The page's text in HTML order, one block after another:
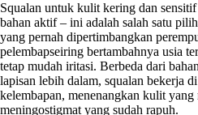
Squalan untuk kulit kering dan
bahan aktif – ini adalah salah satu
yang pernah dipertimbangkan
pelembapseiring bertambahnya usia
tetap mudah iritasi. Berbeda dari
lapisan lebih dalam, squalan bekerja
kelembapan, menenangkan kulit
meningostigmat yang sudah rapuh.